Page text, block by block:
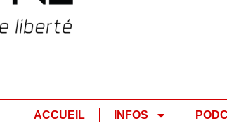
ACCUEIL INFOS